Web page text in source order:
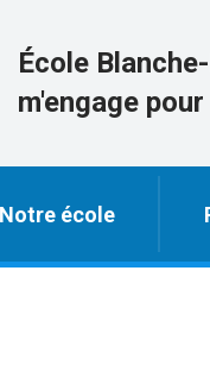
École
m'engage
Notre école